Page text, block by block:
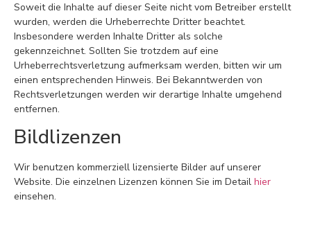
Soweit die Inhalte auf dieser Seite nicht vom Betreiber erstellt
wurden, werden die Urheberrechte Dritter beachtet.
Insbesondere werden Inhalte Dritter als solche
gekennzeichnet. Sollten Sie trotzdem auf eine
Urheberrechtsverletzung aufmerksam werden, bitten wir um
einen entsprechenden Hinweis. Bei Bekanntwerden von
Rechtsverletzungen werden wir derartige Inhalte umgehend
entfernen.
Bildlizenzen
Wir benutzen kommerziell lizensierte Bilder auf unserer
Website. Die einzelnen Lizenzen können Sie im Detail hier
einsehen.